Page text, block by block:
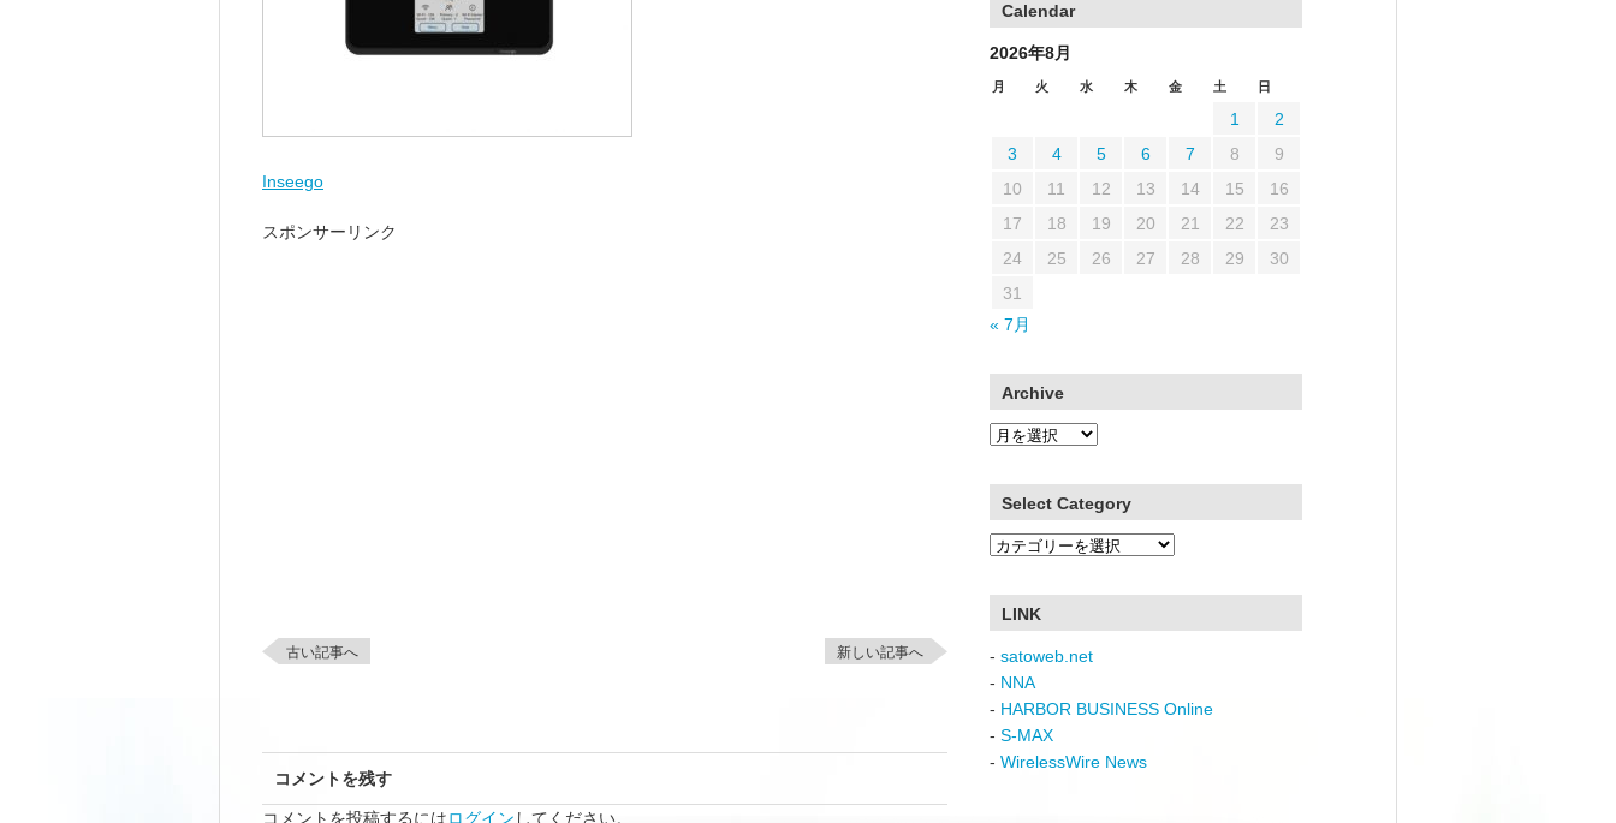
Inseego
スポンサーリンク
古い記事へ 新しい記事へ
コメントを残す
コメントを投稿するにはログイン してください。
Calendar
2026年8月
月 火 水 木 金 土 日
1
2
3
4 5 6 7 8
9
10
11 12 13 14 15
16
17
18 19 20 21 22
23
24
25 26 27 28 29
30
31
« 7月
Archive
Archive
Select Category
Select
LINK
- satoweb.net
- NNA
- HARBOR BUSINESS Online
- S-MAX
- WirelessWire News